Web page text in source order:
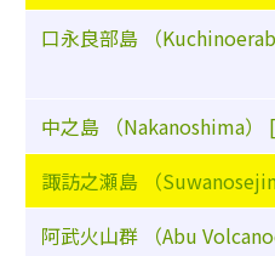
口永良部島 （
中之島 （Nakanoshima）
諏訪之瀬島 （
阿武火山群 （Abu